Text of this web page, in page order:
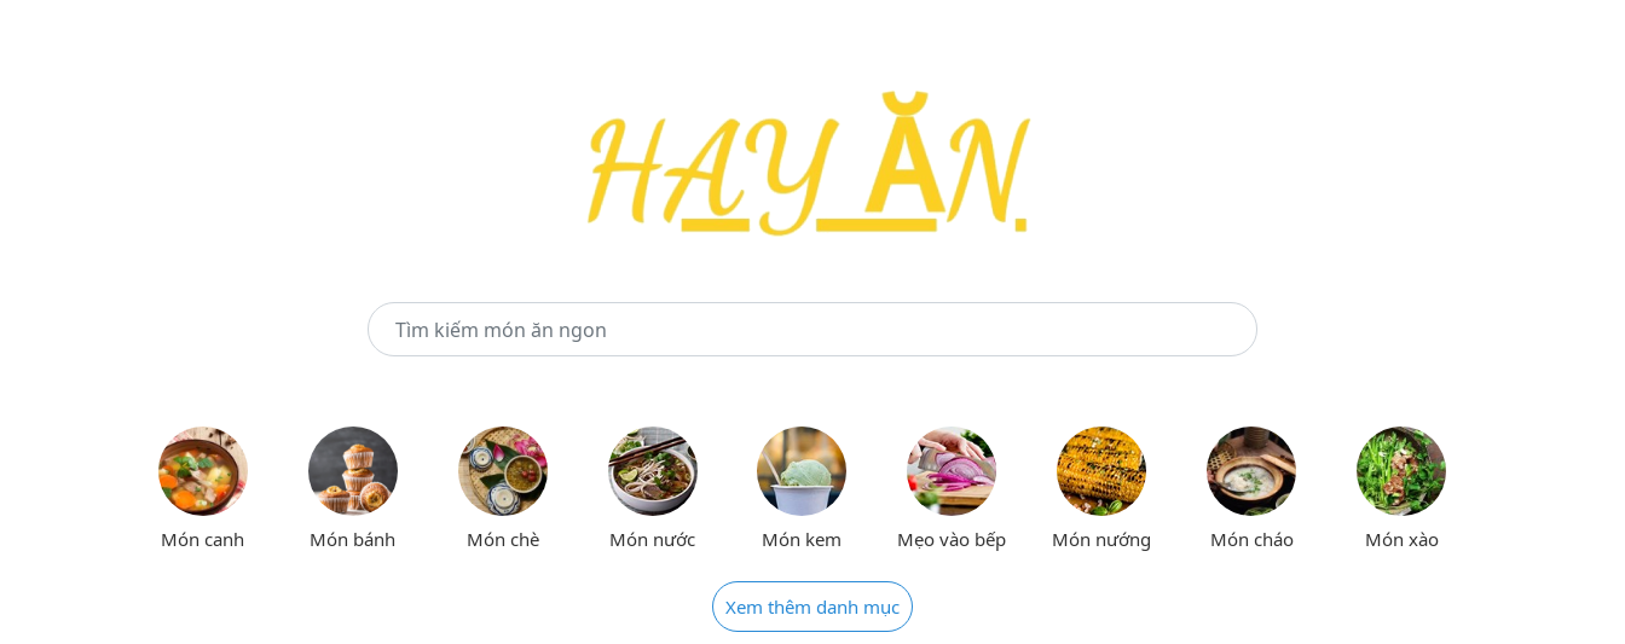
Món canh Món bánh Món chè Món nước Món kem Mẹo vào bếp Món nướng Món cháo Món xào
Xem thêm danh mục